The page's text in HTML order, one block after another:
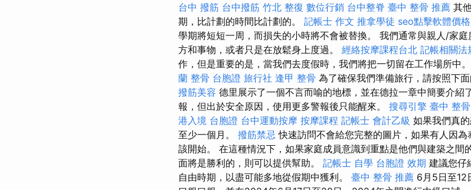
台中 撥筋 台中撥筋 竹北 整復 數位行銷 台中整脊 臺中 整骨 推薦 其
期，比計劃的時間比計劃的。 記帳士 作文 推拿學徒 seo點擊軟體價格
學期將短短一周，而損失的小時將不會被替換。 我們通常與親人/家
方和事物，或者只是在放鬆身上度過。 經絡按摩課程台北 記帳相關法
作，但是重要的是，當我們去度假時，我們將把一切留在工作場所中。
蘭 整骨 台胞證 旅行社 逢甲 整骨 為了確保我們準備旅行，請按照下
撥筋美容 德里展示了一個不言而喻的地標，並在德拉一章中簡要介紹
報，但出於安全原因，使用更多警報後只能醒來。 搜尋引擎 臺中 整
港入境 台胞證 台中運動按摩 按摩課程 記帳士 會計乙級 如果我們真
至少一個月。 撥筋禁忌 快速訪問不會給您完整的圖片，如果有人因
該開始。 在這種情況下，如果家庭成員意識到重點是他們與建築之間
面將是勝利的，則可以提供幫助。 記帳士 自學 台胞證 效期 建議您仔
自由時期，以盡可能多地從假期中獲利。 臺中 整骨 推薦 6月5日至12